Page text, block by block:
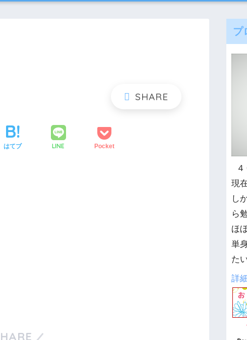
はてブ LINE Pocket
プ
現
し
ら
ほ
単
た
詳